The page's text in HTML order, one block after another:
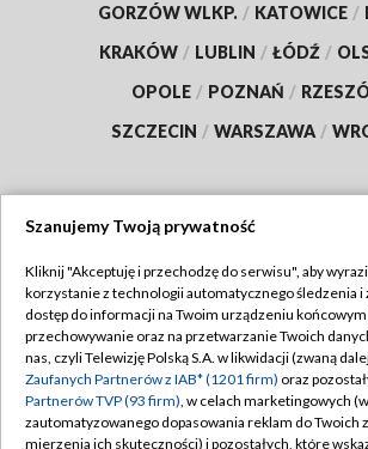
GORZÓW WLKP. / KATOWICE /
KRAKÓW / LUBLIN / ŁÓDŹ /
OPOLE / POZNAŃ /
SZCZECIN / WARSZAWA /
TVP
Abonament TVP
Emisja w TVP
Centrum informacji TVP
Regulamin TVP
Polityka prywatności
Moje zgody
Szanujemy Twoją prywatność
Kliknij "Akceptuję i przechodzę do serwisu", aby
korzystanie z technologii automatycznego śledzenia i
dostęp do informacji na Twoim urządzeniu końcowym
przechowywanie oraz na przetwarzanie Twoich
nas, czyli Telewizję Polską S.A. w likwidacji (zwaną
Zaufanych Partnerów z IAB* (1201 firm) oraz
Partnerów TVP (93 firm), w celach marketingowych
zautomatyzowanego dopasowania reklam do Twoich
mierzenia ich skuteczności) i pozostałych, które